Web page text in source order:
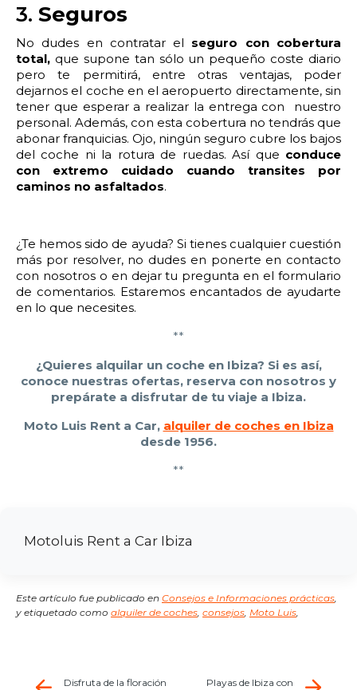
3. Seguros
No dudes en contratar el seguro con cobertura
total, que supone tan sólo un pequeño coste diario
pero te permitirá, entre otras ventajas, poder
dejarnos el coche en el aeropuerto directamente, sin
tener que esperar a realizar la entrega con nuestro
personal. Además, con esta cobertura no tendrás que
abonar franquicias. Ojo, ningún seguro cubre los bajos
del coche ni la rotura de ruedas. Así que conduce
con extremo cuidado cuando transites por
caminos no asfaltados.
¿Te hemos sido de ayuda? Si tienes cualquier cuestión
más por resolver, no dudes en ponerte en contacto
con nosotros o en dejar tu pregunta en el formulario
de comentarios. Estaremos encantados de ayudarte
en lo que necesites.
**
¿Quieres alquilar un coche en Ibiza? Si es así,
conoce nuestras ofertas, reserva con nosotros y
prepárate a disfrutar de tu viaje a Ibiza.
Moto Luis Rent a Car, alquiler de coches en Ibiza
desde 1956.
**
Motoluis Rent a Car Ibiza
Este artículo fue publicado en Consejos e Informaciones prácticas
y etiquetado como alquiler de coches consejos Moto Luis
Disfruta de la floración
Playas de Ibiza con